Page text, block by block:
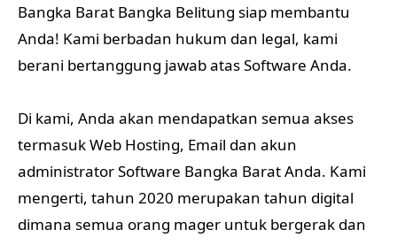
Bangka Barat Bangka Belitung siap membantu
Anda! Kami berbadan hukum dan legal, kami
berani bertanggung jawab atas Software Anda.
Di kami, Anda akan mendapatkan semua akses
termasuk Web Hosting, Email dan akun
administrator Software Bangka Barat Anda. Kami
mengerti, tahun 2020 merupakan tahun digital
dimana semua orang mager untuk bergerak dan